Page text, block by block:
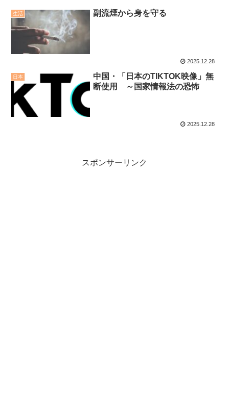
生活 副流煙から身を守る
2025.12.28
日本
中国・「日本のTIKTOK映像」無
断使用 ～国家情報法の恐怖
2025.12.28
スポンサーリンク